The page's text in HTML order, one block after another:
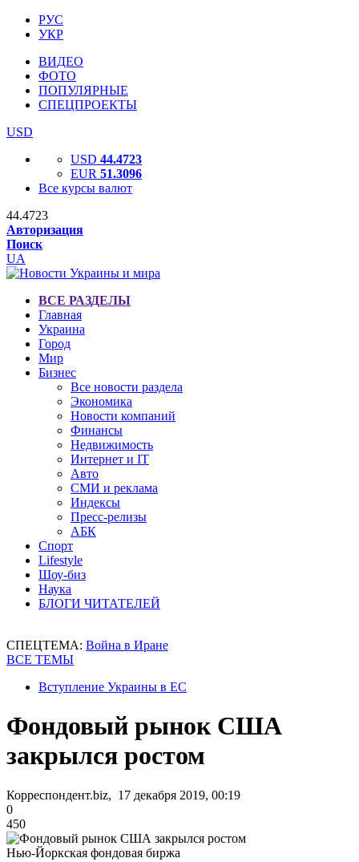
РУС
УКР
ВИДЕО
ФОТО
ПОПУЛЯРНЫЕ
СПЕЦПРОЕКТЫ
USD
USD 44.4723
EUR 51.3096
Все курсы валют
44.4723
Авторизация
Поиск
UA
ВСЕ РАЗДЕЛЫ
Главная
Украина
Город
Мир
Бизнес
Все новости раздела
Экономика
Новости компаний
Финансы
Недвижимость
Интернет и IT
Авто
СМИ и реклама
Индексы
Пресс-релизы
АБК
Спорт
Lifestyle
Шоу-биз
Наука
БЛОГИ ЧИТАТЕЛЕЙ
СПЕЦТЕМА: Война в Иране
ВСЕ ТЕМЫ
Вступление Украины в ЕС
Фондовый рынок США
закрылся ростом
Корреспондент.biz, 17 декабря 2019, 00:19
0
450
Нью-Йоркская фондовая биржа